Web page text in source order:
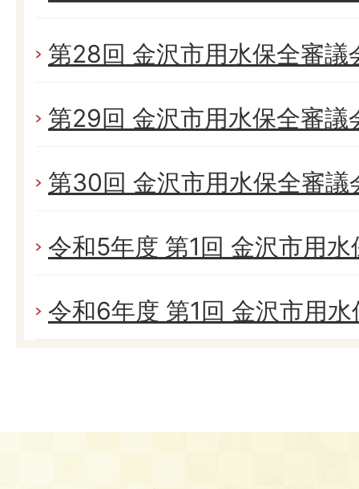
第28回 金沢市用水保全審議
第29回 金沢市用水保全審議
第30回 金沢市用水保全審議
令和5年度 第1回 金沢市用
令和6年度 第1回 金沢市用